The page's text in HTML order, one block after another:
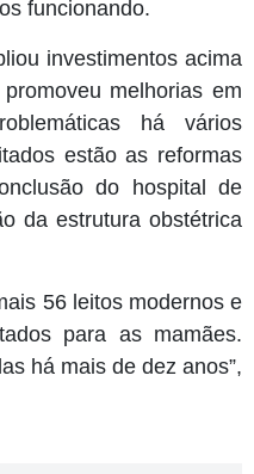
funcionando.
investimentos acima
melhorias em
há vários
estão as reformas
do hospital de
da estrutura obstétrica
56 leitos modernos e
para as mamães.
há mais de dez anos”,